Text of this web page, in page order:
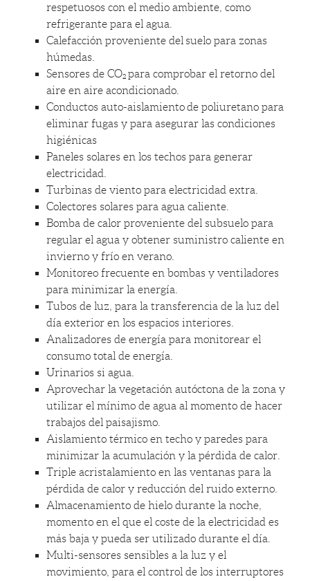
respetuosos con el medio ambiente, como
refrigerante para el agua.
Calefacción proveniente del suelo para zonas
húmedas.
Sensores de CO2para comprobar el retorno del
aire en aire acondicionado.
Conductos auto-aislamiento de poliuretano para
eliminar fugas y para asegurar las condiciones
higiénicas
Paneles solares en los techos para generar
electricidad.
Turbinas de viento para electricidad extra.
Colectores solares para agua caliente.
Bomba de calor proveniente del subsuelo para
regular el agua y obtener suministro caliente en
invierno y frío en verano.
Monitoreo frecuente en bombas y ventiladores
para minimizar la energía.
Tubos de luz, para la transferencia de la luz del
día exterior en los espacios interiores.
Analizadores de energía para monitorear el
consumo total de energía.
Urinarios si agua.
Aprovechar la vegetación autóctona de la zona y
utilizar el mínimo de agua al momento de hacer
trabajos del paisajismo.
Aislamiento térmico en techo y paredes para
minimizar la acumulación y la pérdida de calor.
Triple acristalamiento en las ventanas para la
pérdida de calor y reducción del ruido externo.
Almacenamiento de hielo durante la noche,
momento en el que el coste de la electricidad es
más baja y pueda ser utilizado durante el día.
Multi-sensores sensibles a la luz y el
movimiento, para el control de los interruptores